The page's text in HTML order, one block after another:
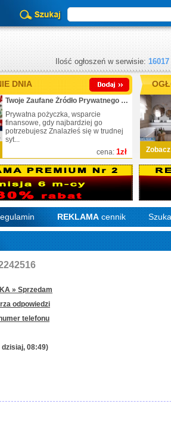
Ilość ogłoszeń w serwisie: 16017
DNIA
cena: 1zł
Twoje Zaufane Źródło Prywatnego Finansowania
Prywatna pożyczka, wsparcie
finansowe, gdy najbardziej go
potrzebujesz Znalazłeś się w trudnej
syt...
REKLAMA cennik
» Sprzedam
odpowiedzi
telefonu
08:49)